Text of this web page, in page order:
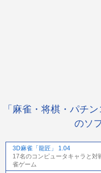
「麻雀・将棋・パチ
のソ
3D麻雀「龍匠」 1.04
17名のコンピュータキャラと
雀ゲーム